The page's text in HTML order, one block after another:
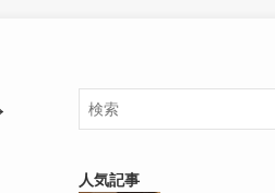
人気記事